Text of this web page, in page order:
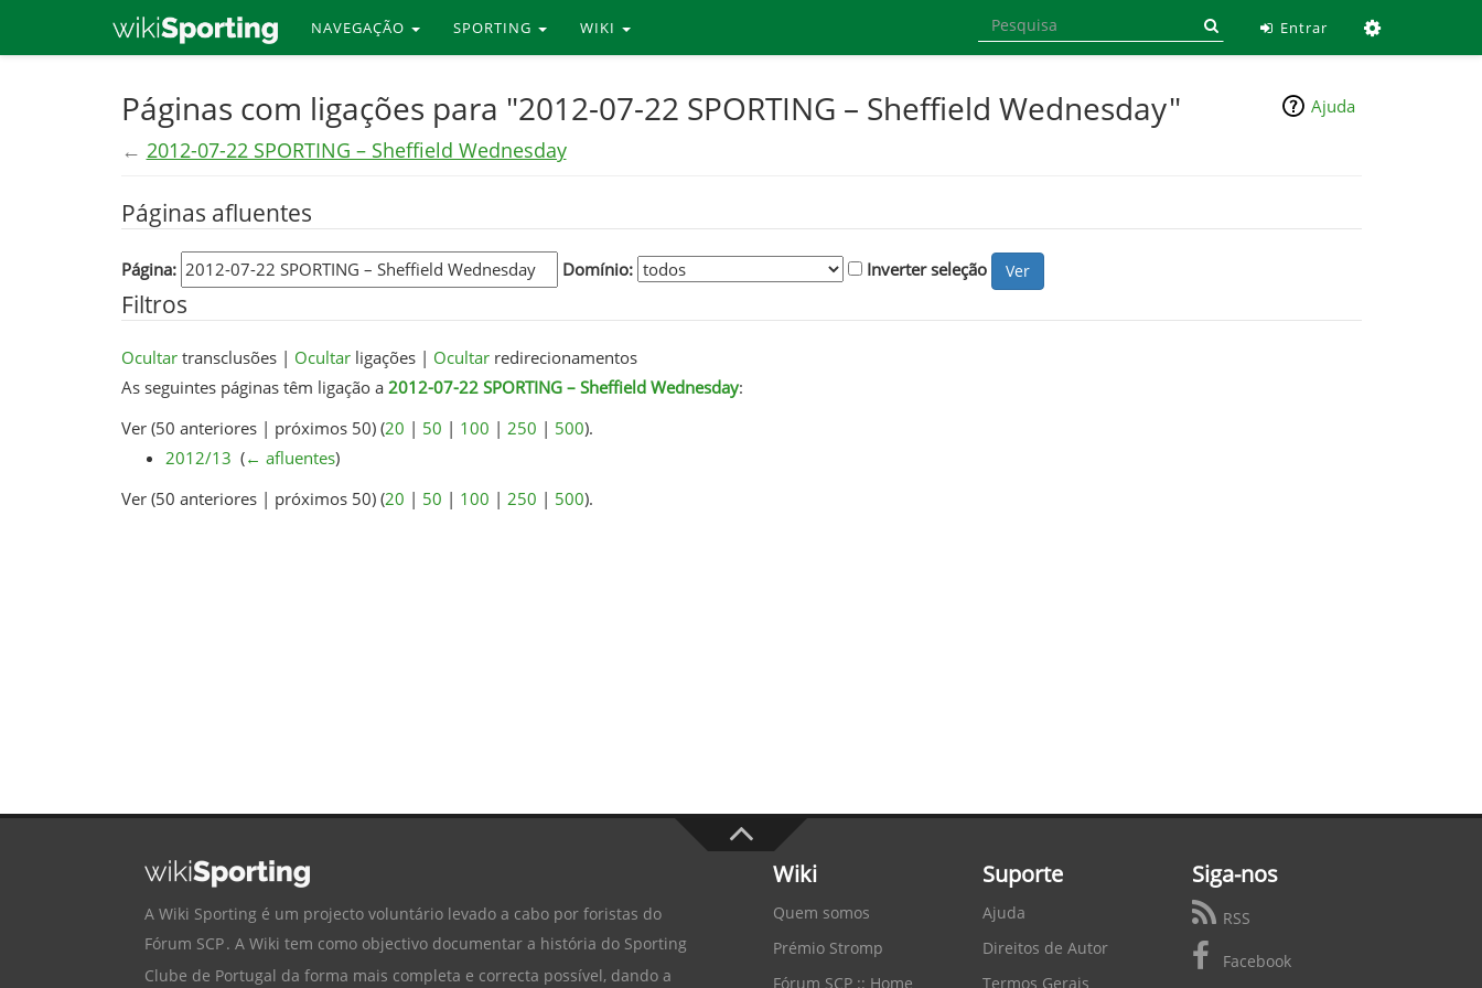
NAVEGAÇÃO SPORTING WIKI Entrar
Ajuda
Páginas com ligações para "2012-07-22 SPORTING – Sheffield Wednesday"
← 2012-07-22 SPORTING – Sheffield Wednesday
Páginas afluentes
Página: Domínio: Inverter seleção
Filtros
Ocultartransclusões | Ocultarligações | Ocultarredirecionamentos
As seguintes páginas têm ligação a 2012-07-22 SPORTING – Sheffield Wednesday:
Ver (50 anteriores | próximos 50) (20 | 50 | 100 | 250 | 500).
2012/13 (← afluentes)
Ver (50 anteriores | próximos 50) (20 | 50 | 100 | 250 | 500).
A Wiki Sporting é um projecto voluntário levado a cabo por foristas do
Fórum SCP. A Wiki tem como objectivo documentar a história do Sporting
Clube de Portugal da forma mais completa e correcta possível, dando a
Wiki
Quem somos
Prémio Stromp
Fórum SCP :: Home
Suporte
Ajuda
Direitos de Autor
Termos Gerais
Siga-nos
RSS
Facebook